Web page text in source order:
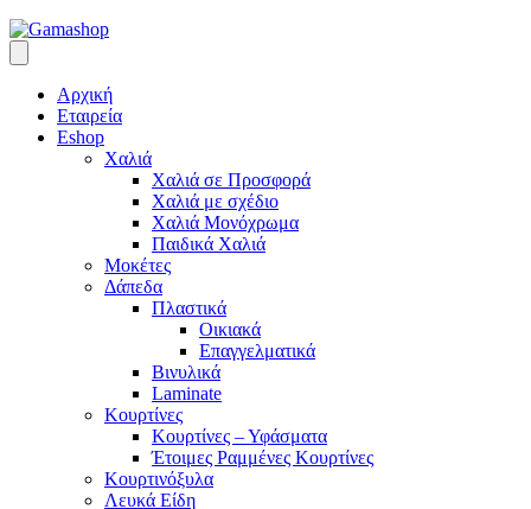
Αρχική
Εταιρεία
Eshop
Χαλιά
Χαλιά σε Προσφορά
Χαλιά με σχέδιο
Χαλιά Μονόχρωμα
Παιδικά Χαλιά
Μοκέτες
Δάπεδα
Πλαστικά
Οικιακά
Επαγγελματικά
Βινυλικά
Laminate
Κουρτίνες
Κουρτίνες – Υφάσματα
Έτοιμες Ραμμένες Κουρτίνες
Κουρτινόξυλα
Λευκά Είδη